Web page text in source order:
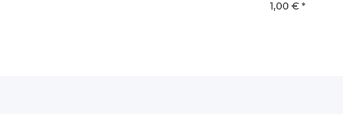
Quarter - Great
1,00 € *